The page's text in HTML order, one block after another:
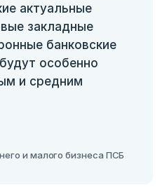
актуальные
закладные
банковские
особенно
и средним
и малого бизнеса ПСБ